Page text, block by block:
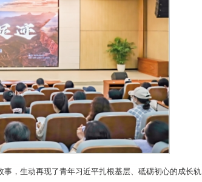
，生动再现了青年习近平扎根基层、砥砺初心的成长轨